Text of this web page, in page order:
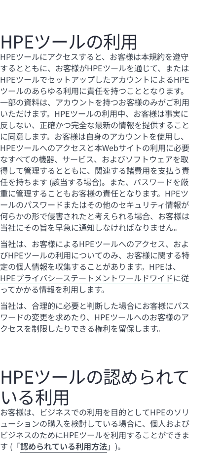
HPEツールの利用
HPEツールにアクセスすると、お客様は本規約を遵守
するとともに、お客様がHPEツールを通じて、または
HPEツールでセットアップしたアカウントによるHPE
ツールのあらゆる利用に責任を持つこととなります。
一部の資料は、アカウントを持つお客様のみがご利用
いただけます。HPEツールの利用中、お客様は事実に
反しない、正確かつ完全な最新の情報を提供すること
に同意します。お客様は自身のアカウントを使用し、
HPEツールへのアクセスと本Webサイトの利用に必要
なすべての機器、サービス、およびソフトウェアを取
得して管理するとともに、関連する諸費用を支払う責
任を持ちます (該当する場合)。また、パスワードを厳
重に管理することもお客様の責任となります。HPEツ
ールのパスワードまたはその他のセキュリティ情報が
何らかの形で侵害されたと考えられる場合、お客様は
当社にその旨を早急に通知しなければなりません。
当社は、お客様によるHPEツールへのアクセス、およ
びHPEツールの利用についてのみ、お客様に関する特
定の個人情報を収集することがあります。HPEは、
HPEプライバシーステートメントワールドワイドに従
ってかかる情報を利用します。
当社は、合理的に必要と判断した場合にお客様にパス
ワードの変更を求めたり、HPEツールへのお客様のア
クセスを制限したりできる権利を留保します。
HPEツールの認められて
いる利用
お客様は、ビジネスでの利用を目的としてHPEのソリ
ューションの購入を検討している場合に、個人および
ビジネスのためにHPEツールを利用することができま
す (「認められている利用方法」)。